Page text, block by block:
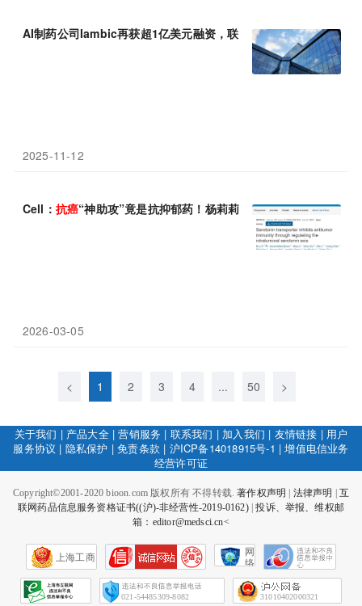
AI制药公司Iambic再获超1亿美元融资，联手巨头拓展抗癌联合
2025-11-12
Cell： 抗癌“神助攻”竟是抗抑郁药！杨莉莉/李博发现抗抑郁药通
2026-03-05
< 1 2 3 4 ... 50 >
关于我们 | 产品大全|营销服务 | 联系我们 | 加入我们 | 友情链接 | 用户
服务协议 | 隐私保护 |免责条款 | 沪ICP备14018915号-1 |增值电信业务
经营许可证
Copyright©2001-2020 bioon.com 版权所有 不得转载.著作权声明 法律声明
互
联网药品信息服务资格证书((沪)-非经营性-2019-0162)|投诉、举报、维权邮
箱：editor@medsci.cn<
上海工商
网
络
会
征
021-54485309-8082 31010402000321